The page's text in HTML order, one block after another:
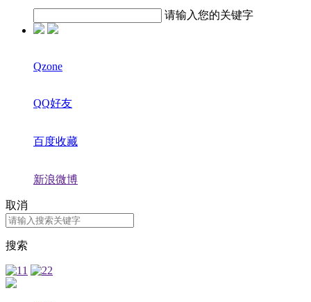
请输入您的关键字
Qzone
QQ好友
百度收藏
新浪微博
取消
搜索